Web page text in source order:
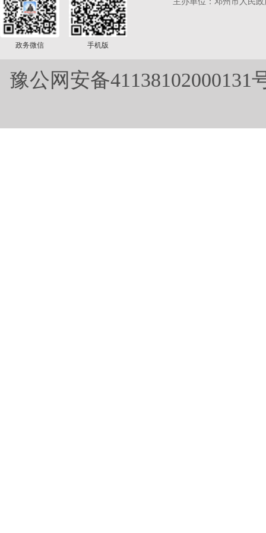
政务微信 手机版
豫公网安备41138102000131